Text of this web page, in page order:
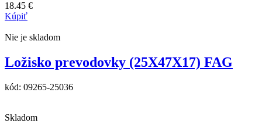
18.45 €
Kúpiť
Nie je skladom
Ložisko prevodovky (25X47X17) FAG
kód: 09265-25036
Skladom